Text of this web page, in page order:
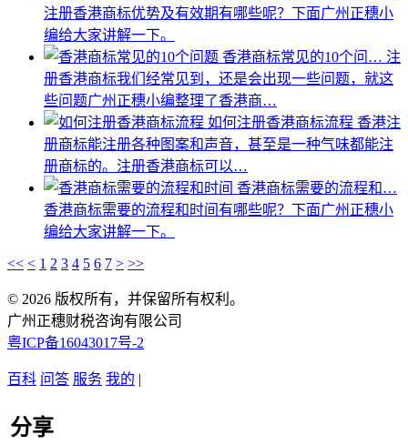
注册香港商标优势及有效期有哪些呢？下面广州正穗小
编给大家讲解一下。
香港商标常见的10个问… 注
册香港商标我们经常见到，还是会出现一些问题，就这
些问题广州正穗小编整理了香港商…
如何注册香港商标流程 香港注
册商标能注册各种图案和声音，甚至是一种气味都能注
册商标的。注册香港商标可以…
香港商标需要的流程和…
香港商标需要的流程和时间有哪些呢？下面广州正穗小
编给大家讲解一下。
<< < 1 2 3 4 5 6 7 > >>
© 2026 版权所有，并保留所有权利。
广州正穗财税咨询有限公司
粤ICP备16043017号-2
百科 问答 服务 我的 |
分享